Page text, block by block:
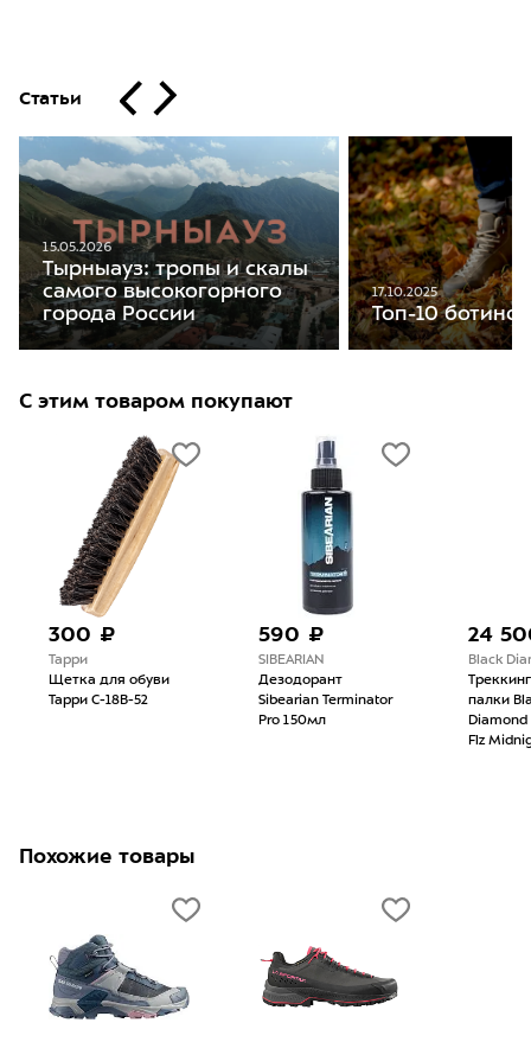
Статьи
15.05.2026
Тырныауз: тропы и скалы
самого высокогорного
города России
17.10.2025
Топ-10
С этим товаром покупают
300 ₽
Тарри
Щетка для обуви
Тарри С-18В-52
590 ₽
SIBEARIAN
Дезодорант
Sibearian Terminator
Pro 150мл
24
Black
палки
Diamond
Flz
Похожие товары